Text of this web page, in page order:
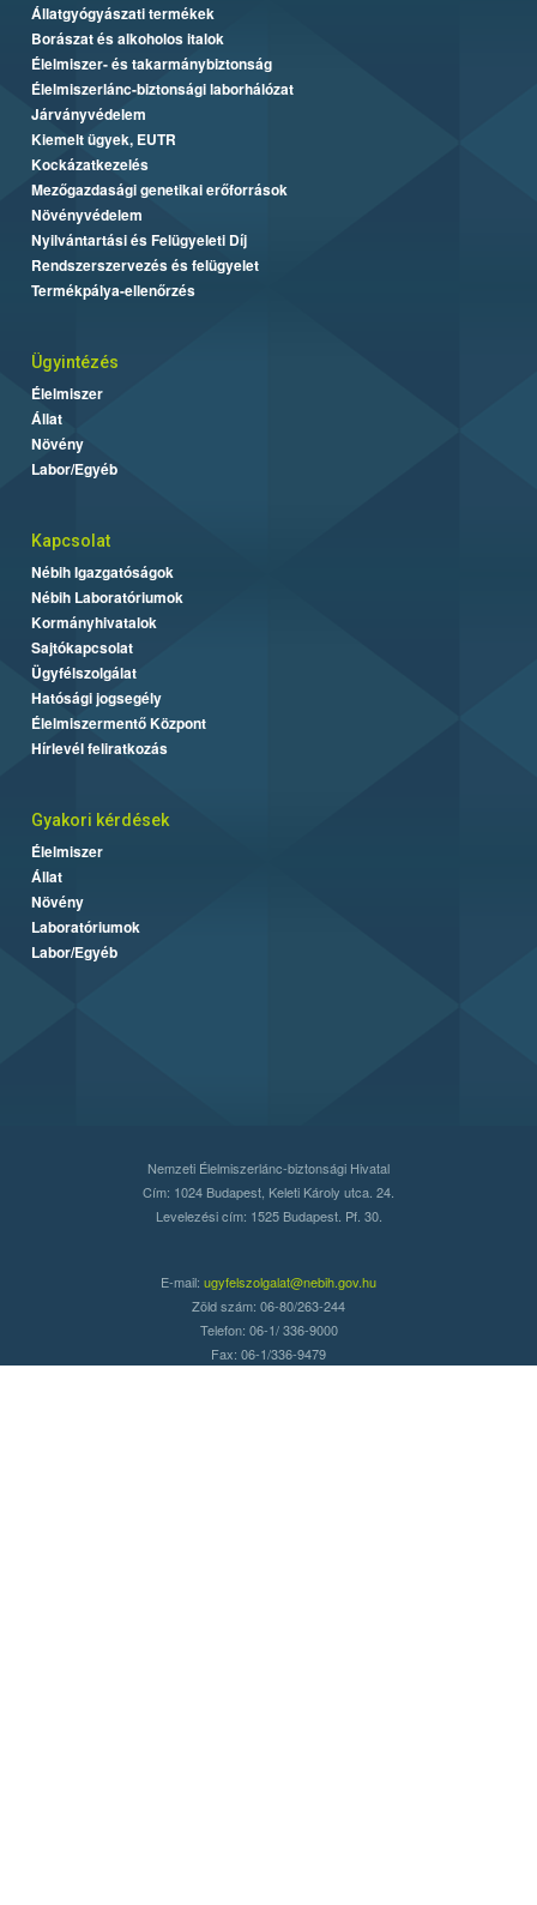
Állatgyógyászati termékek
Borászat és alkoholos italok
Élelmiszer- és takarmánybiztonság
Élelmiszerlánc-biztonsági laborhálózat
Járványvédelem
Kiemelt ügyek, EUTR
Kockázatkezelés
Mezőgazdasági genetikai erőforrások
Növényvédelem
Nyilvántartási és Felügyeleti Díj
Rendszerszervezés és felügyelet
Termékpálya-ellenőrzés
Ügyintézés
Élelmiszer
Állat
Növény
Labor/Egyéb
Kapcsolat
Nébih Igazgatóságok
Nébih Laboratóriumok
Kormányhivatalok
Sajtókapcsolat
Ügyfélszolgálat
Hatósági jogsegély
Élelmiszermentő Központ
Hírlevél feliratkozás
Gyakori kérdések
Élelmiszer
Állat
Növény
Laboratóriumok
Labor/Egyéb
Nemzeti Élelmiszerlánc-biztonsági Hivatal
Cím: 1024 Budapest, Keleti Károly utca. 24.
Levelezési cím: 1525 Budapest. Pf. 30.
E-mail: ugyfelszolgalat@nebih.gov.hu
Zöld szám: 06-80/263-244
Telefon: 06-1/ 336-9000
Fax: 06-1/336-9479